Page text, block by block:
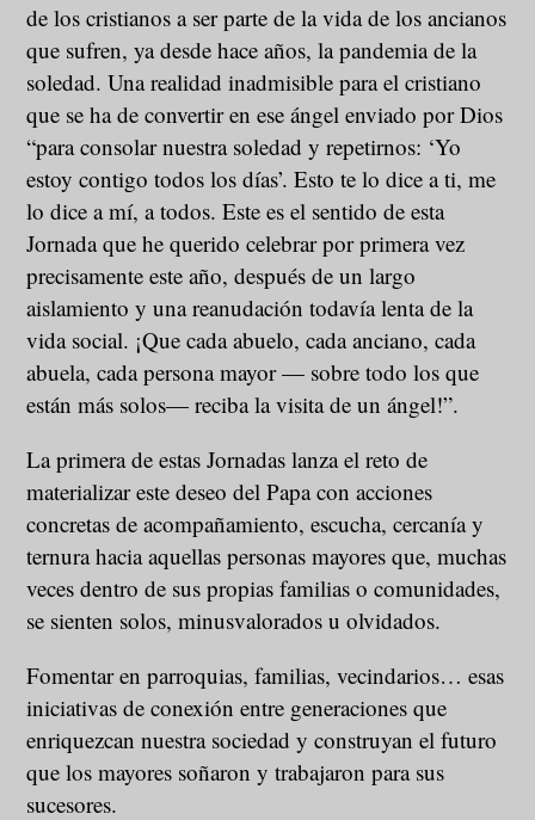
de los cristianos a ser parte de la vida de los ancianos
que sufren, ya desde hace años, la pandemia de la
soledad. Una realidad inadmisible para el cristiano
que se ha de convertir en ese ángel enviado por Dios
“para consolar nuestra soledad y repetirnos: ‘Yo
estoy contigo todos los días’. Esto te lo dice a ti, me
lo dice a mí, a todos. Este es el sentido de esta
Jornada que he querido celebrar por primera vez
precisamente este año, después de un largo
aislamiento y una reanudación todavía lenta de la
vida social. ¡Que cada abuelo, cada anciano, cada
abuela, cada persona mayor — sobre todo los que
están más solos— reciba la visita de un ángel!”.
La primera de estas Jornadas lanza el reto de
materializar este deseo del Papa con acciones
concretas de acompañamiento, escucha, cercanía y
ternura hacia aquellas personas mayores que, muchas
veces dentro de sus propias familias o comunidades,
se sienten solos, minusvalorados u olvidados.
Fomentar en parroquias, familias, vecindarios… esas
iniciativas de conexión entre generaciones que
enriquezcan nuestra sociedad y construyan el futuro
que los mayores soñaron y trabajaron para sus
sucesores.